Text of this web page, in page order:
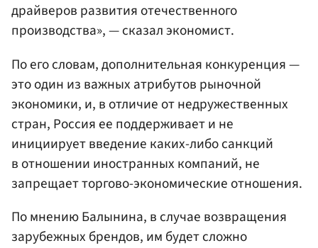
драйверов развития отечественного
производства», — сказал экономист.
По его словам, дополнительная конкуренция —
это один из важных атрибутов рыночной
экономики, и, в отличие от недружественных
стран, Россия ее поддерживает и не
инициирует введение каких-либо санкций
в отношении иностранных компаний, не
запрещает торгово-экономические отношения.
По мнению Балынина, в случае возвращения
зарубежных брендов, им будет сложно